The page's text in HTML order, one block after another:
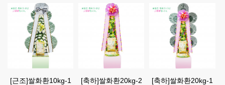
[근조]쌀화환10kg-1
[축하]쌀화환20kg-2
[축하]쌀화환20kg-1